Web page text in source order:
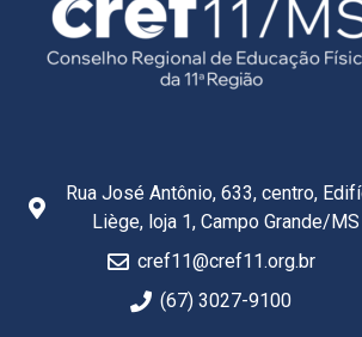
Rua José Antônio, 633, centro,
Liège, loja 1, Campo Grande/MS
cref11@cref11.org.br
(67) 3027-9100